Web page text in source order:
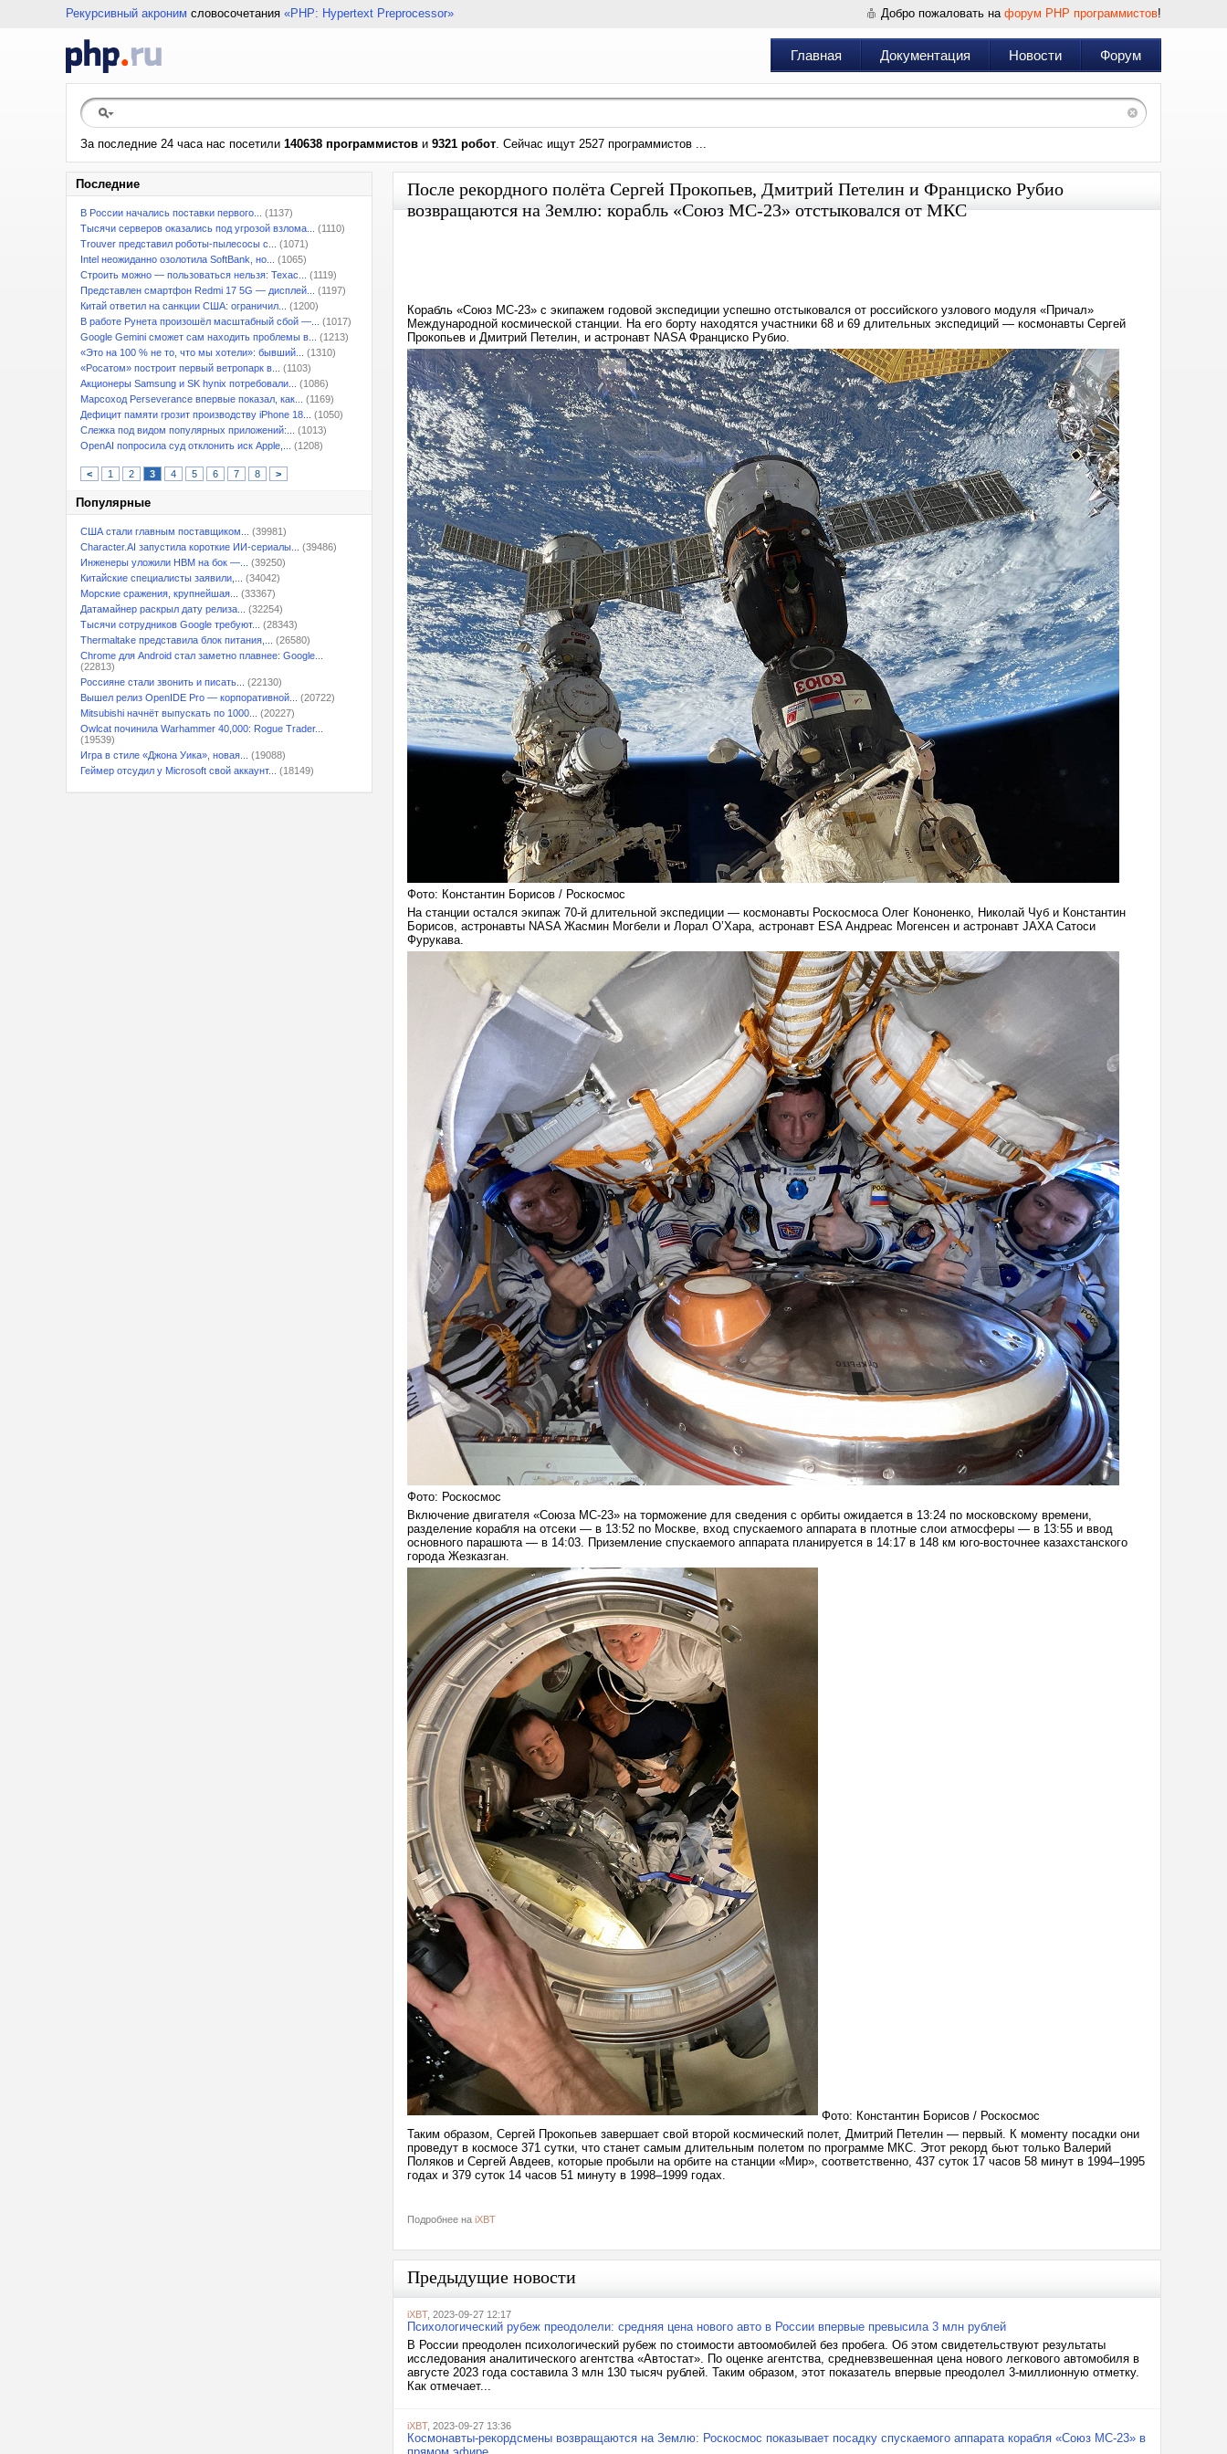
Рекурсивный акроним словосочетания «PHP: Hypertext Preprocessor» Добро пожаловать на форум PHP программистов!
Главная Документация Новости Форум
За последние 24 часа нас посетили 140638 программистов и 9321 робот. Сейчас ищут 2527 программистов ...
Последние
В России начались поставки первого...
(1137)
Тысячи серверов оказались под угрозой взлома...
(1110)
Trouver представил роботы-пылесосы с...
(1071)
Intel неожиданно озолотила SoftBank, но...
(1065)
Строить можно — пользоваться нельзя: Техас...
(1119)
Представлен смартфон Redmi 17 5G — дисплей...
(1197)
Китай ответил на санкции США: ограничил...
(1200)
В работе Рунета произошёл масштабный сбой —...
(1017)
Google Gemini сможет сам находить проблемы в...
(1213)
«Это на 100 % не то, что мы хотели»: бывший...
(1310)
«Росатом» построит первый ветропарк в...
(1103)
Акционеры Samsung и SK hynix потребовали...
(1086)
Марсоход Perseverance впервые показал, как...
(1169)
Дефицит памяти грозит производству iPhone 18...
(1050)
Слежка под видом популярных приложений:...
(1013)
OpenAI попросила суд отклонить иск Apple,...
(1208)
< 1 2 3 4 5 6 7 8 >
Популярные
США стали главным поставщиком...
(39981)
Character.AI запустила короткие ИИ-сериалы...
(39486)
Инженеры уложили HBM на бок —...
(39250)
Китайские специалисты заявили,...
(34042)
Морские сражения, крупнейшая...
(33367)
Датамайнер раскрыл дату релиза...
(32254)
Тысячи сотрудников Google требуют...
(28343)
Thermaltake представила блок питания,...
(26580)
Chrome для Android стал заметно плавнее: Google...
(22813)
Россияне стали звонить и писать...
(22130)
Вышел релиз OpenIDE Pro — корпоративной...
(20722)
Mitsubishi начнёт выпускать по 1000...
(20227)
Owlcat починила Warhammer 40,000: Rogue Trader...
(19539)
Игра в стиле «Джона Уика», новая...
(19088)
Геймер отсудил у Microsoft свой аккаунт...
(18149)
После рекордного полёта Сергей Прокопьев, Дмитрий Петелин и Франциско Рубио
возвращаются на Землю: корабль «Союз МС-23» отстыковался от МКС
Корабль «Союз МС-23» с экипажем годовой экспедиции успешно отстыковался от российского узлового модуля «Причал»
Международной космической станции. На его борту находятся участники 68 и 69 длительных экспедиций — космонавты Сергей
Прокопьев и Дмитрий Петелин, и астронавт NASA Франциско Рубио.
Фото: Константин Борисов / Роскосмос
На станции остался экипаж 70-й длительной экспедиции — космонавты Роскосмоса Олег Кононенко, Николай Чуб и Константин
Борисов, астронавты NASA Жасмин Могбели и Лорал О’Хара, астронавт ESA Андреас Могенсен и астронавт JAXA Сатоси
Фурукава.
Фото: Роскосмос
Включение двигателя «Союза МС-23» на торможение для сведения с орбиты ожидается в 13:24 по московскому времени,
разделение корабля на отсеки — в 13:52 по Москве, вход спускаемого аппарата в плотные слои атмосферы — в 13:55 и ввод
основного парашюта — в 14:03. Приземление спускаемого аппарата планируется в 14:17 в 148 км юго-восточнее казахстанского
города Жезказган.
Фото: Константин Борисов / Роскосмос
Таким образом, Сергей Прокопьев завершает свой второй космический полет, Дмитрий Петелин — первый. К моменту посадки они
проведут в космосе 371 сутки, что станет самым длительным полетом по программе МКС. Этот рекорд бьют только Валерий
Поляков и Сергей Авдеев, которые пробыли на орбите на станции «Мир», соответственно, 437 суток 17 часов 58 минут в 1994–1995
годах и 379 суток 14 часов 51 минуту в 1998–1999 годах.
Подробнее на iXBT
Предыдущие новости
iXBT, 2023-09-27 12:17
Психологический рубеж преодолели: средняя цена нового авто в России впервые превысила 3 млн рублей
В России преодолен психологический рубеж по стоимости автоомобилей без пробега. Об этом свидетельствуют результаты
исследования аналитического агентства «Автостат». По оценке агентства, средневзвешенная цена нового легкового автомобиля в
августе 2023 года составила 3 млн 130 тысяч рублей. Таким образом, этот показатель впервые преодолел 3-миллионную отметку.
Как отмечает...
iXBT, 2023-09-27 13:36
Космонавты-рекордсмены возвращаются на Землю: Роскосмос показывает посадку спускаемого аппарата корабля «Союз МС-23» в